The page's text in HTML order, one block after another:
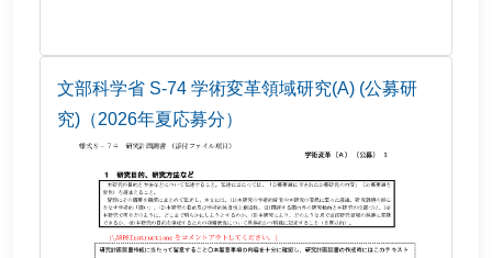
文部科学省 S-74 学術変革領域研究(A) (公募研
究)（2026年夏応募分）